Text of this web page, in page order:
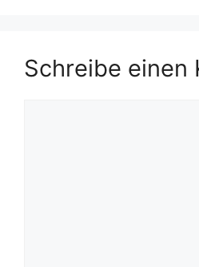
Schreibe einen